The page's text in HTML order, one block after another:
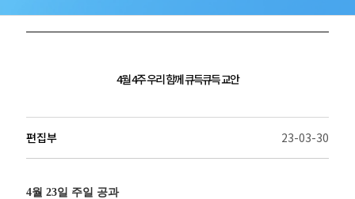
4월 4주 우리 함께 큐득큐득 교안
편집부 23-03-30
4월23일 주일 공과